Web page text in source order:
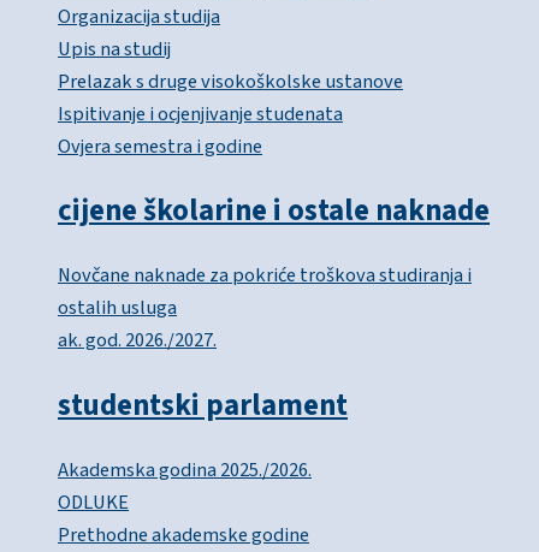
Organizacija studija
Upis na studij
Prelazak s druge visokoškolske ustanove
Ispitivanje i ocjenjivanje studenata
Ovjera semestra i godine
cijene školarine i ostale naknade
Novčane naknade za pokriće troškova studiranja i
ostalih usluga
ak. god. 2026./2027.
studentski parlament
Akademska godina 2025./2026.
ODLUKE
Prethodne akademske godine